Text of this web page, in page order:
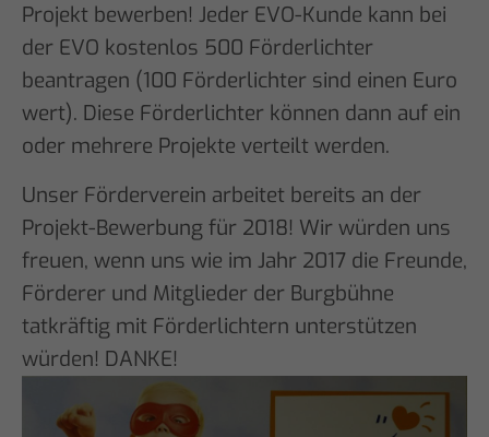
Projekt bewerben! Jeder EVO-Kunde kann bei
der EVO kostenlos 500 Förderlichter
beantragen (100 Förderlichter sind einen Euro
wert). Diese Förderlichter können dann auf ein
oder mehrere Projekte verteilt werden.
Unser Förderverein arbeitet bereits an der
Projekt-Bewerbung für 2018! Wir würden uns
freuen, wenn uns wie im Jahr 2017 die Freunde,
Förderer und Mitglieder der Burgbühne
tatkräftig mit Förderlichtern unterstützen
würden! DANKE!